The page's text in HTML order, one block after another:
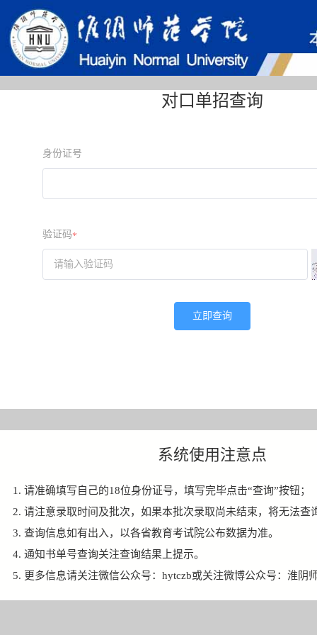
对口单招查询
身份证号
验证码*
立即查询
系统使用注意点
1. 请准确填写自己的18位身份证号，填写完毕点击“查询”按钮；
2. 请注意录取时间及批次，如果本批次录取尚未结束，将无法查
3. 查询信息如有出入，以各省教育考试院公布数据为准。
4. 通知书单号查询关注查询结果上提示。
5. 更多信息请关注微信公众号：hytczb或关注微博公众号：淮阴